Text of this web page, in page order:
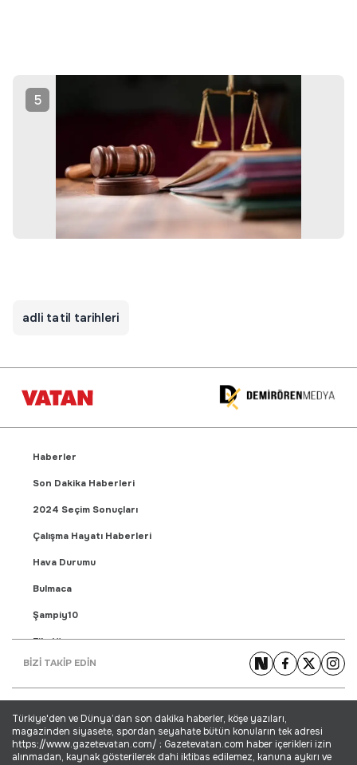
5
adli tatil tarihleri
Haberler
Son Dakika Haberleri
2024 Seçim Sonuçları
Çalışma Hayatı Haberleri
Hava Durumu
Bulmaca
Şampiy10
Fikstür
Puan Durumu
Yaşam Haberleri
Ekonomi Haberleri
BİZİ TAKİP EDİN
Türkiye'den ve Dünya’dan son dakika haberler, köşe yazıları,
magazinden siyasete, spordan seyahate bütün konuların tek adresi
https://www.gazetevatan.com/ ; Gazetevatan.com haber içerikleri izin
alınmadan, kaynak gösterilerek dahi iktibas edilemez, kanuna aykırı ve